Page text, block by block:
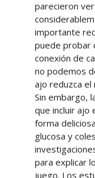
parecieron
importante
puede probar
conexión de
no podemos
ajo reduzca el
Sin embargo,
que incluir ajo
forma
glucosa y
para explicar
juego. Los